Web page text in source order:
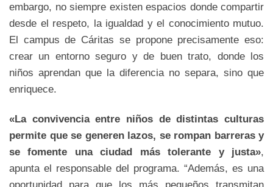
embargo, no siempre existen espacios donde compartir
desde el respeto, la igualdad y el conocimiento mutuo.
El campus de Cáritas se propone precisamente eso:
crear un entorno seguro y de buen trato, donde los
niños aprendan que la diferencia no separa, sino que
enriquece.
«La convivencia entre niños de distintas culturas
permite que se generen lazos, se rompan barreras y
se fomente una ciudad más tolerante y justa»,
apunta el responsable del programa. “Además, es una